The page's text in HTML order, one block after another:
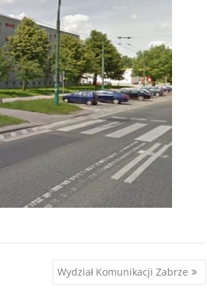
Wydział Komunikacji Zabrze